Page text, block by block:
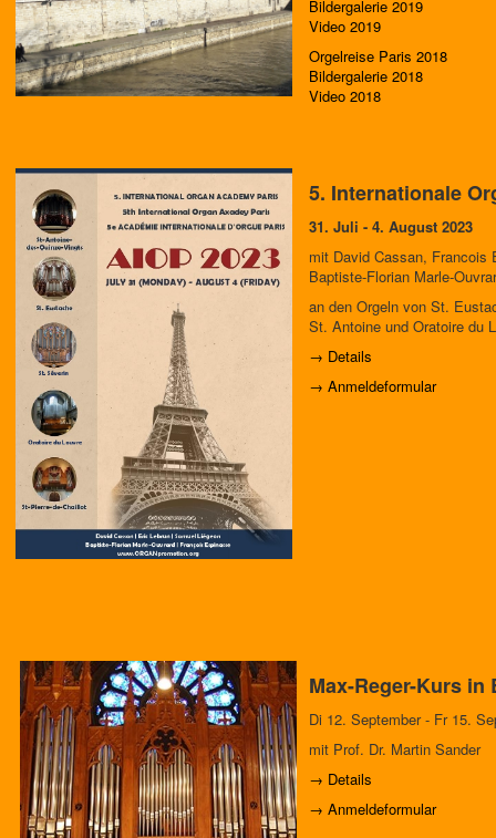
Bildergalerie 2019
Video 2019
Orgelreise Paris 2018
Bildergalerie 2018
Video 2018
5. Internationale
31. Juli - 4. August 2023
mit David Cassan, Francois
Baptiste-Florian Marle-
an den Orgeln von St.
St. Antoine und Oratoire du
→ Details
→ Anmeldeformular
Max-Reger-Kurs in
Di 12. September - Fr 15.
mit Prof. Dr. Martin Sander
→ Details
→ Anmeldeformular